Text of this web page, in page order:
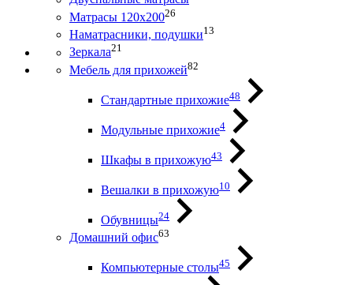
Матрасы 120х20026
Наматрасники, подушки13
Зеркала21
Мебель для прихожей82
Стандартные прихожие48
Модульные прихожие4
Шкафы в прихожую43
Вешалки в прихожую10
Обувницы24
Домашний офис63
Компьютерные столы45